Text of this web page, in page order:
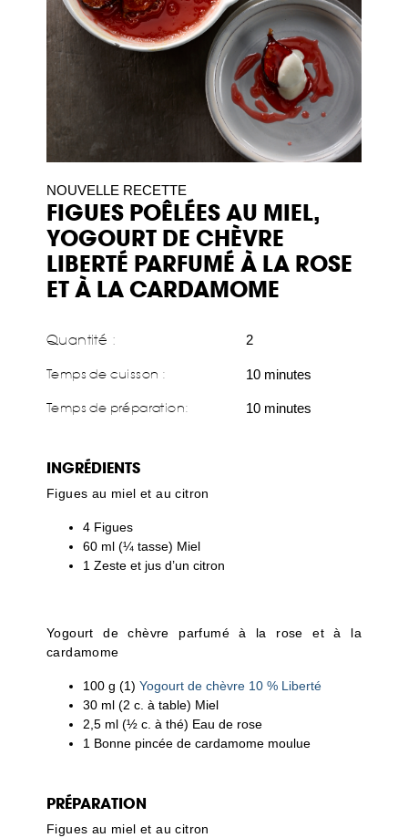
NOUVELLE RECETTE
FIGUES POÊLÉES AU MIEL,
YOGOURT DE CHÈVRE
LIBERTÉ PARFUMÉ À LA ROSE
ET À LA CARDAMOME
Quantité : 2
Temps de cuisson : 10 minutes
Temps de préparation: 10 minutes
INGRÉDIENTS
Figues au miel et au citron
4 Figues
60 ml (¼ tasse) Miel
1 Zeste et jus d’un citron
Yogourt de chèvre parfumé à la rose et à la
cardamome
100 g (1) Yogourt de chèvre 10 % Liberté
30 ml (2 c. à table) Miel
2,5 ml (½ c. à thé) Eau de rose
1 Bonne pincée de cardamome moulue
PRÉPARATION
Figues au miel et au citron